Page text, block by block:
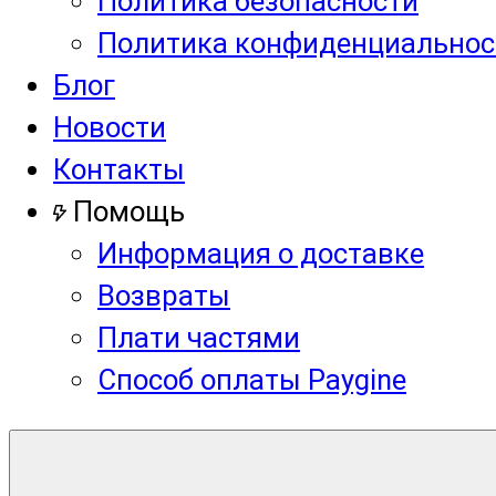
Политика
Блог
Новости
Контакты
Помощь
Информация о доставке
Возвраты
Плати частями
Способ оплаты Paygine